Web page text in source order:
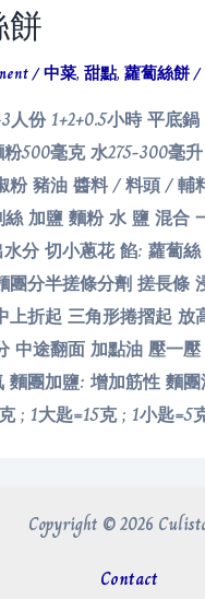
/中菜,甜點,蘿蔔絲餅/
人份 1+2+0.5小時 平底
500毫克 水275-300毫
粉 豬油 醬料 / 料頭 / 輔
加鹽 麵粉 水 鹽 混合
分 切小蔥花 餡: 蘿蔔
團分半搓條分劑 搓長條
上折起 三角形捲摺起 放
中途翻面 加點油 壓一
麵團加鹽: 增加筋性 麵
; 1大匙=15克 ; 1小匙
Copyright © 2026
Contact